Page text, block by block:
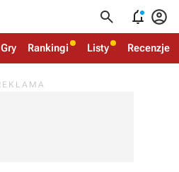
  
Gry Rankingi Listy Recenzje